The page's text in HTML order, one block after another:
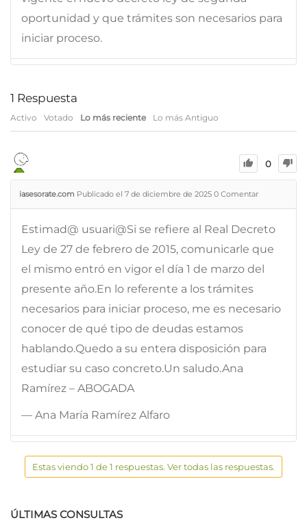
oportunidad y que trámites son necesarios para
iniciar proceso.
1 Respuesta
Activo Votado Lo más reciente Lo más Antiguo
0
iasesorate.com Publicado el 7 de diciembre de 2025 0 Comentar
Estimad@ usuari@Si se refiere al Real Decreto
Ley de 27 de febrero de 2015, comunicarle que
el mismo entró en vigor el día 1 de marzo del
presente año.En lo referente a los trámites
necesarios para iniciar proceso, me es necesario
conocer de qué tipo de deudas estamos
hablando.Quedo a su entera disposición para
estudiar su caso concreto.Un saludo.Ana
Ramírez – ABOGADA
— Ana María Ramírez Alfaro
Estas viendo 1 de 1 respuestas. Ver todas las respuestas.
ÚLTIMAS CONSULTAS